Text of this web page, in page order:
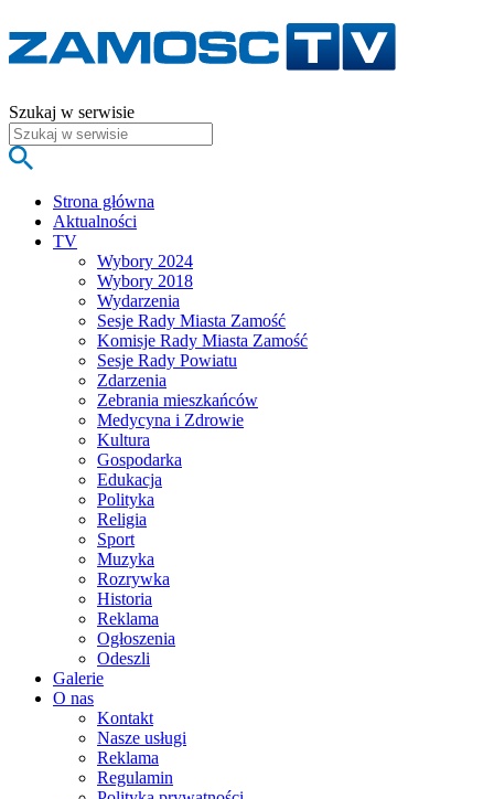
Szukaj w serwisie
Strona główna
Aktualności
TV
Wybory 2024
Wybory 2018
Wydarzenia
Sesje Rady Miasta Zamość
Komisje Rady Miasta Zamość
Sesje Rady Powiatu
Zdarzenia
Zebrania mieszkańców
Medycyna i Zdrowie
Kultura
Gospodarka
Edukacja
Polityka
Religia
Sport
Muzyka
Rozrywka
Historia
Reklama
Ogłoszenia
Odeszli
Galerie
O nas
Kontakt
Nasze usługi
Reklama
Regulamin